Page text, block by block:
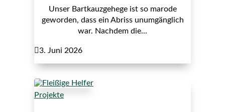
Unser Bartkauzgehege ist so marode
geworden, dass ein Abriss unumgänglich
war. Nachdem die...
3. Juni 2026
Projekte